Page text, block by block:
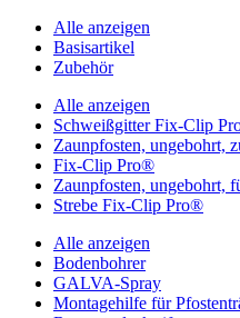
Alle anzeigen
Basisartikel
Zubehör
Alle anzeigen
Schweißgitter Fix-Clip
Zaunpfosten, ungebohrt,
Fix-Clip Pro®
Zaunpfosten, ungebohrt,
Strebe Fix-Clip Pro®
Alle anzeigen
Bodenbohrer
GALVA-Spray
Montagehilfe für